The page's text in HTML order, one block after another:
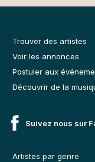
Trouver des artistes
Voir les annonces
Postuler aux
Découvrir de la
Suivez nous sur
Artistes par genre